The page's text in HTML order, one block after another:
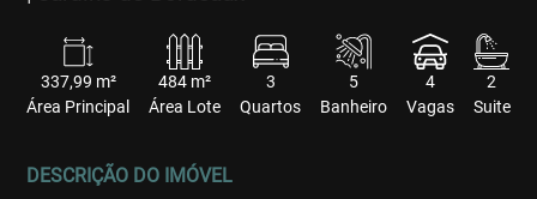
337,99 m²
Área Principal
484 m²
Área Lote
3
Quartos
5
Banheiro
4
Vagas
2
Suite
DESCRIÇÃO DO IMÓVEL